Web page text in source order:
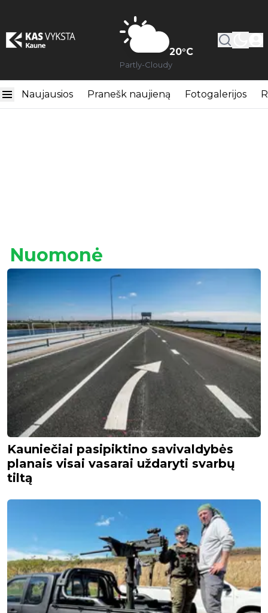
20°C
Partly-Cloudy
Naujausios Pranešk naujieną Fotogalerijos
Nuomonė
Kauniečiai pasipiktino savivaldybės
planais visai vasarai uždaryti svarbų
tiltą